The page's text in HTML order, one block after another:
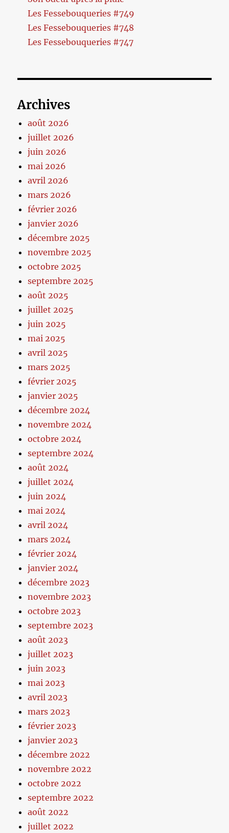
Les Fessebouqueries #749
Les Fessebouqueries #748
Les Fessebouqueries #747
Archives
août 2026
juillet 2026
juin 2026
mai 2026
avril 2026
mars 2026
février 2026
janvier 2026
décembre 2025
novembre 2025
octobre 2025
septembre 2025
août 2025
juillet 2025
juin 2025
mai 2025
avril 2025
mars 2025
février 2025
janvier 2025
décembre 2024
novembre 2024
octobre 2024
septembre 2024
août 2024
juillet 2024
juin 2024
mai 2024
avril 2024
mars 2024
février 2024
janvier 2024
décembre 2023
novembre 2023
octobre 2023
septembre 2023
août 2023
juillet 2023
juin 2023
mai 2023
avril 2023
mars 2023
février 2023
janvier 2023
décembre 2022
novembre 2022
octobre 2022
septembre 2022
août 2022
juillet 2022